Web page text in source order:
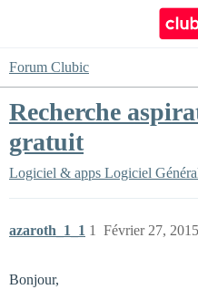
Forum Clubic
Recherche
gratuit
Logiciel & apps Logiciel
azaroth_1_1 Février 27,
1
Bonjour,